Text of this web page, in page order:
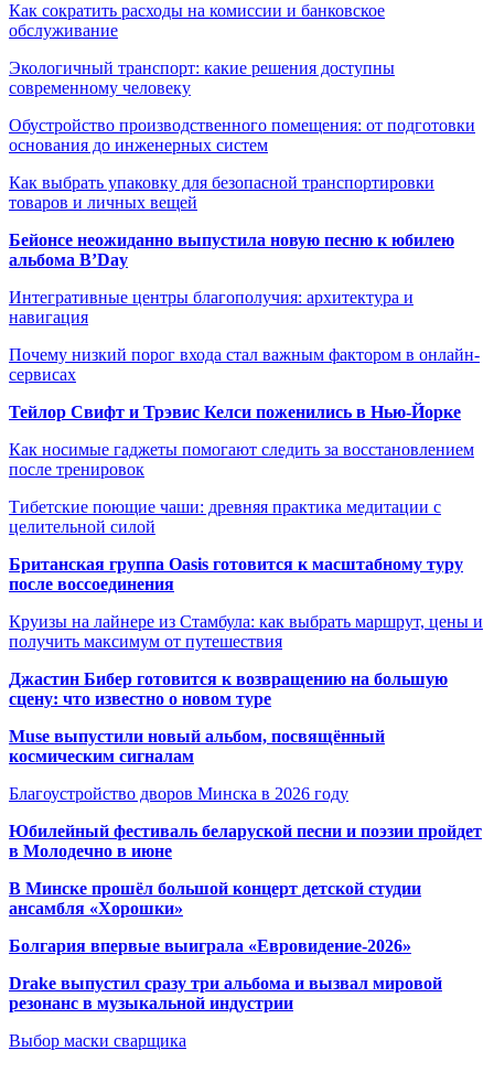
Как сократить расходы на комиссии и банковское
обслуживание
Экологичный транспорт: какие решения доступны
современному человеку
Обустройство производственного помещения: от подготовки
основания до инженерных систем
Как выбрать упаковку для безопасной транспортировки
товаров и личных вещей
Бейонсе неожиданно выпустила новую песню к юбилею
альбома B’Day
Интегративные центры благополучия: архитектура и
навигация
Почему низкий порог входа стал важным фактором в онлайн-
сервисах
Тейлор Свифт и Трэвис Келси поженились в Нью-Йорке
Как носимые гаджеты помогают следить за восстановлением
после тренировок
Тибетские поющие чаши: древняя практика медитации с
целительной силой
Британская группа Oasis готовится к масштабному туру
после воссоединения
Круизы на лайнере из Стамбула: как выбрать маршрут, цены и
получить максимум от путешествия
Джастин Бибер готовится к возвращению на большую
сцену: что известно о новом туре
Muse выпустили новый альбом, посвящённый
космическим сигналам
Благоустройство дворов Минска в 2026 году
Юбилейный фестиваль беларуской песни и поэзии пройдет
в Молодечно в июне
В Минске прошёл большой концерт детской студии
ансамбля «Хорошки»
Болгария впервые выиграла «Евровидение-2026»
Drake выпустил сразу три альбома и вызвал мировой
резонанс в музыкальной индустрии
Выбор маски сварщика